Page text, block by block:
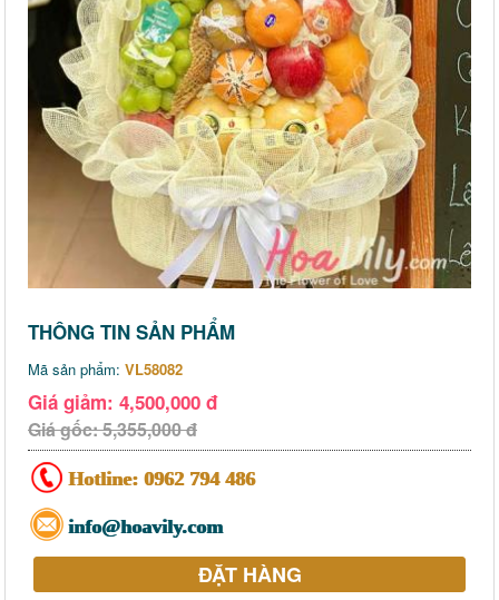
THÔNG TIN SẢN PHẨM
Mã sản phẩm: VL58082
Giá giảm: 4,500,000 đ
Giá gốc: 5,355,000 đ
Hotline: 0962 794 486
info@hoavily.com
ĐẶT HÀNG